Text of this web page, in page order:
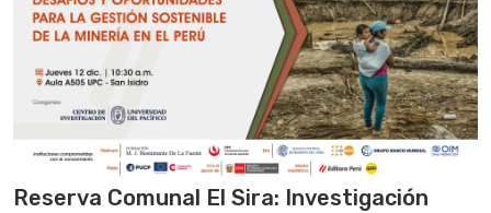
Reserva Comunal El Sira: Investigación